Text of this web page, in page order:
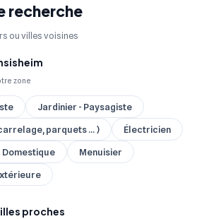
recherche
ou villes voisines
zone
Jardinier - Paysagiste
parquets ... )
Électricien
Menuisier
proches